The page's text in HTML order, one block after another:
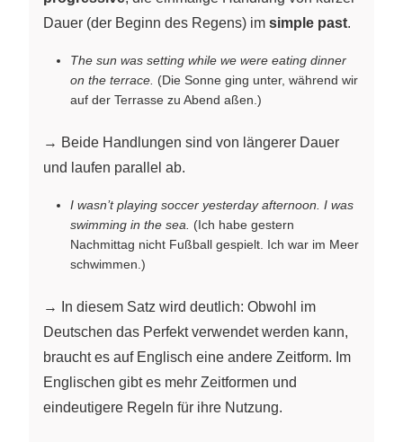
Dauer (der Beginn des Regens) im simple past.
The sun was setting while we were eating dinner
on the terrace. (Die Sonne ging unter, während wir
auf der Terrasse zu Abend aßen.)
→ Beide Handlungen sind von längerer Dauer
und laufen parallel ab.
I wasn’t playing soccer yesterday afternoon. I was
swimming in the sea. (Ich habe gestern
Nachmittag nicht Fußball gespielt. Ich war im Meer
schwimmen.)
→ In diesem Satz wird deutlich: Obwohl im
Deutschen das Perfekt verwendet werden kann,
braucht es auf Englisch eine andere Zeitform. Im
Englischen gibt es mehr Zeitformen und
eindeutigere Regeln für ihre Nutzung.